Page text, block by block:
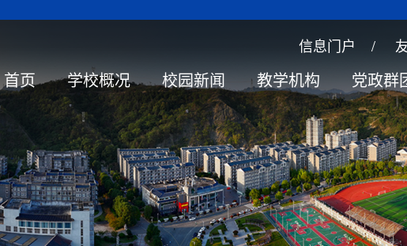
信息门户 /
首页 学校概况 校园新闻 教学机构 党政群